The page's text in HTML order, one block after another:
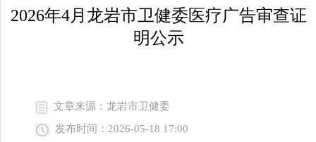
2026年4月龙岩市卫健委医疗广告审查证
明公示
文章来源：龙岩市卫健委
发布时间：2026-05-18 17:00